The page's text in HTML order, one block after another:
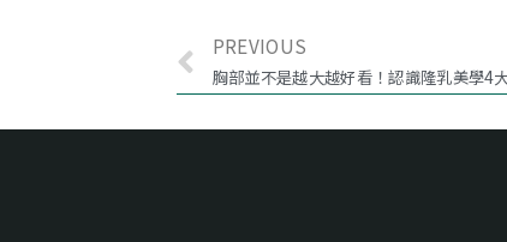
PREVIOUS
胸部並不是越大越好看！認識隆乳美學4